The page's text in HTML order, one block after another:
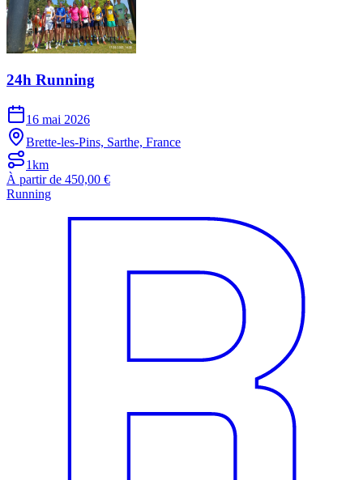
24h Running
16 mai 2026
Brette-les-Pins, Sarthe, France
1km
À partir de 450,00 €
Running